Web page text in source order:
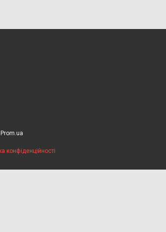
Prom.ua
конфіденційності